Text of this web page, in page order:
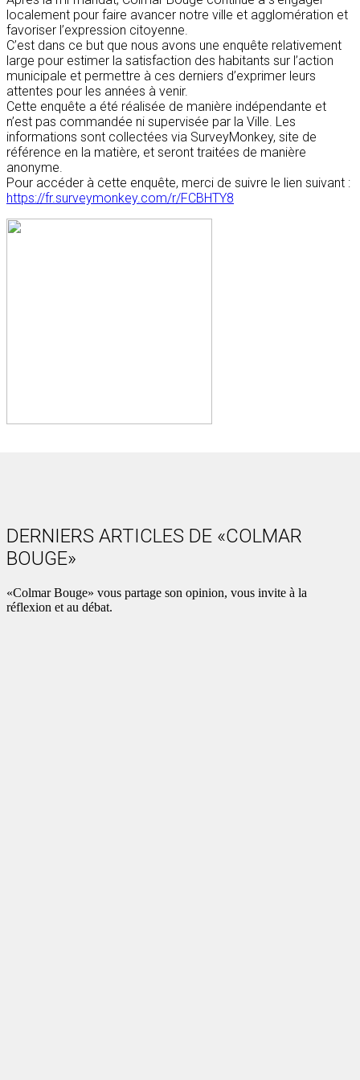
localement pour faire avancer notre ville et agglomération et
favoriser l’expression citoyenne.
C’est dans ce but que nous avons une enquête relativement
large pour estimer la satisfaction des habitants sur l’action
municipale et permettre à ces derniers d’exprimer leurs
attentes pour les années à venir.
Cette enquête a été réalisée de manière indépendante et
n’est pas commandée ni supervisée par la Ville. Les
informations sont collectées via SurveyMonkey, site de
référence en la matière, et seront traitées de manière
anonyme.
Pour accéder à cette enquête, merci de suivre le lien suivant :
https://fr.surveymonkey.com/r/FCBHTY8
DERNIERS ARTICLES DE «COLMAR
BOUGE»
«Colmar Bouge» vous partage son opinion, vous invite à la
réflexion et au débat.